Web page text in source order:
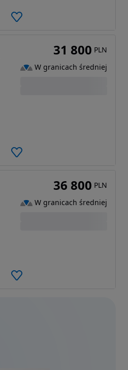
31 800 PLN
W granicach średniej
36 800 PLN
W granicach średniej